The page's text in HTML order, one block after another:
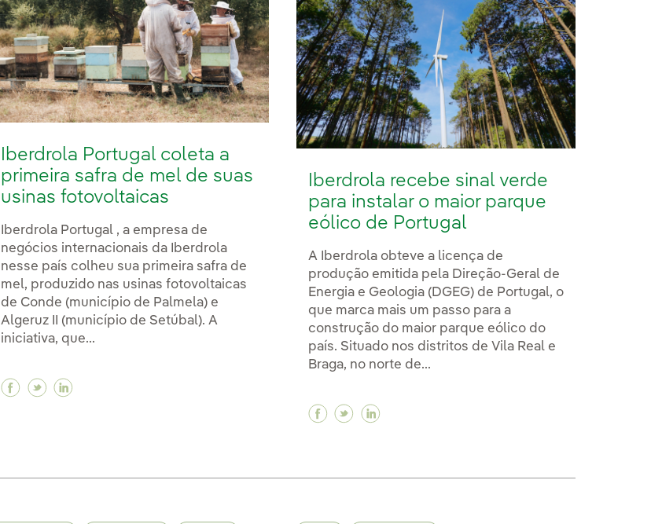
Iberdrola Portugal coleta a
primeira safra de mel de suas
usinas fotovoltaicas
Iberdrola Portugal , a empresa de
negócios internacionais da Iberdrola
nesse país colheu sua primeira safra de
mel, produzido nas usinas fotovoltaicas
de Conde (município de Palmela) e
Algeruz II (município de Setúbal). A
iniciativa, que...
Facebook Iberdrola Portugal coleta a primeira safra de mel de suas usinas fotovoltaicas
Twitter Iberdrola Portugal coleta a primeira safra de mel de suas usinas fotovoltaicas
Iberdrola recebe sinal verde
para instalar o maior parque
eólico de Portugal
A Iberdrola obteve a licença de
produção emitida pela Direção-Geral de
Energia e Geologia (DGEG) de Portugal, o
que marca mais um passo para a
construção do maior parque eólico do
país. Situado nos distritos de Vila Real e
Braga, no norte de...
Facebook Iberdrola recebe sinal verde para
Twitter Iberdrola recebe sinal verde para